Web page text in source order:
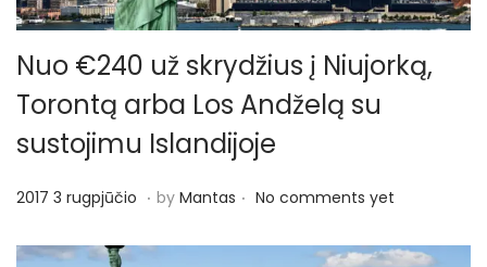
Nuo €240 už skrydžius į Niujorką,
Torontą arba Los Andželą su
sustojimu Islandijoje
P
s
2017 3 rugpjūčio 2. by Mantas . No comments yet